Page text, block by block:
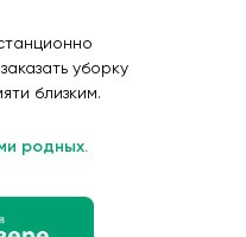
уборку
близким.
родных.